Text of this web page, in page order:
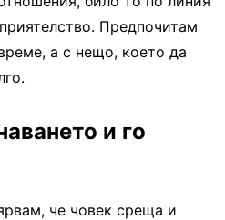
Предпочитам
а с нещо, което да
и го
че човек среща и